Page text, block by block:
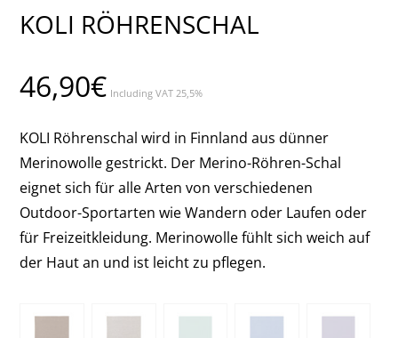
KOLI RÖHRENSCHAL
46,90€ Including VAT 25,5%
KOLI Röhrenschal wird in Finnland aus dünner
Merinowolle gestrickt. Der Merino-Röhren-Schal
eignet sich für alle Arten von verschiedenen
Outdoor-Sportarten wie Wandern oder Laufen oder
für Freizeitkleidung. Merinowolle fühlt sich weich auf
der Haut an und ist leicht zu pflegen.